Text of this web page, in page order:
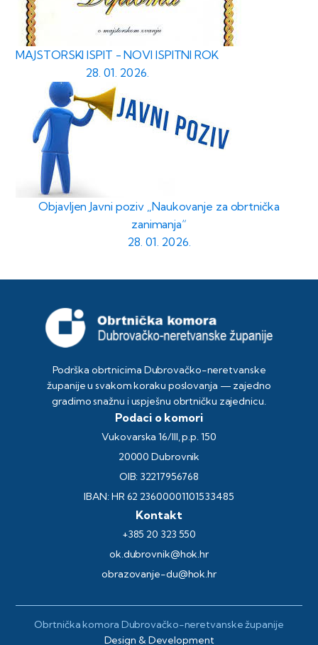
MAJSTORSKI ISPIT - NOVI ISPITNI ROK
28. 01. 2026.
Objavljen Javni poziv „Naukovanje za obrtnička
zanimanja“
28. 01. 2026.
Podrška obrtnicima Dubrovačko-neretvanske
županije u svakom koraku poslovanja — zajedno
gradimo snažnu i uspješnu obrtničku zajednicu.
Podaci o komori
Vukovarska 16/III, p.p. 150
20000 Dubrovnik
OIB: 32217956768
IBAN: HR 62 23600001101533485
Kontakt
+385 20 323 550
ok.dubrovnik@hok.hr
obrazovanje-du@hok.hr
Obrtnička komora Dubrovačko-neretvanske županije
Design & Development